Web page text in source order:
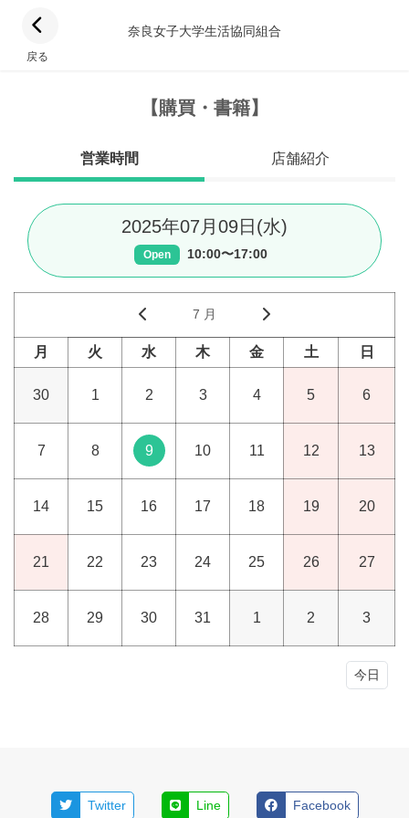
戻る
奈良女子大学生活協同組合
【購買・書籍】
営業時間 店舗紹介
2025年07月09日(水)
Open 10:00〜17:00
7 月
月 火 水 木 金 土 日
30 1 2 3 4 5 6
7 8 9 10 11 12 13
14 15 16 17 18 19 20
21 22 23 24 25 26 27
28 29 30 31 1 2 3
今日
Twitter Line Facebook